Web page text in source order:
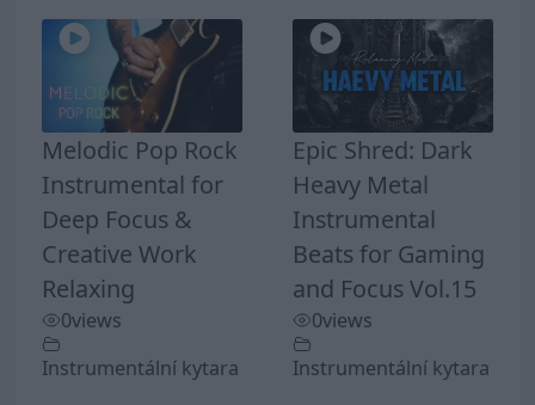
Melodic Pop Rock
Instrumental for
Deep Focus &
Creative Work
Relaxing
0views
Instrumentální kytara
Epic Shred: Dark
Heavy Metal
Instrumental
Beats for Gaming
and Focus Vol.15
0views
Instrumentální kytara